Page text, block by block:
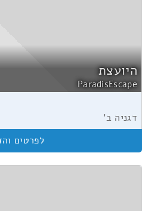
היועצת
ParadisEscape
דגניה ב'